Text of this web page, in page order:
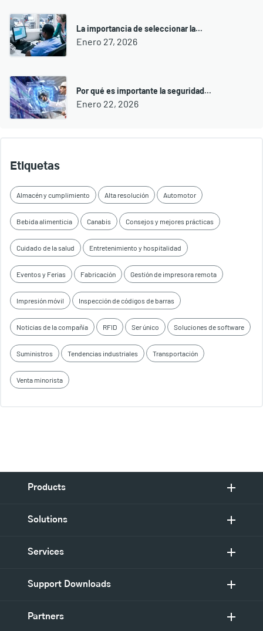
La importancia de seleccionar la...
Enero 27, 2026
Por qué es importante la seguridad...
Enero 22, 2026
Etiquetas
Almacén y cumplimiento Alta resolución Automotor
Bebida alimenticia Canabis Consejos y mejores prácticas
Cuidado de la salud Entretenimiento y hospitalidad
Eventos y Ferias Fabricación Gestión de impresora remota
Impresión móvil Inspección de códigos de barras
Noticias de la compañía RFID Ser único Soluciones de software
Suministros Tendencias industriales Transportación
Venta minorista
Products
Solutions
Services
Support Downloads
Partners